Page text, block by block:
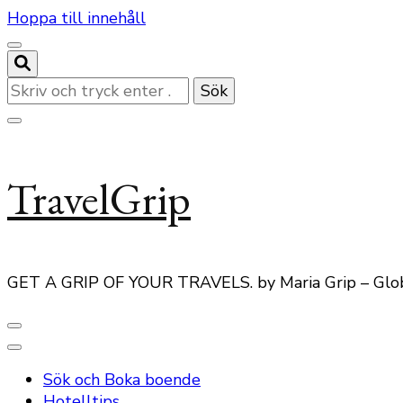
Hoppa till innehåll
Letar
du
efter
TravelGrip
GET A GRIP OF YOUR TRAVELS. by Maria Grip –
Sök och Boka boende